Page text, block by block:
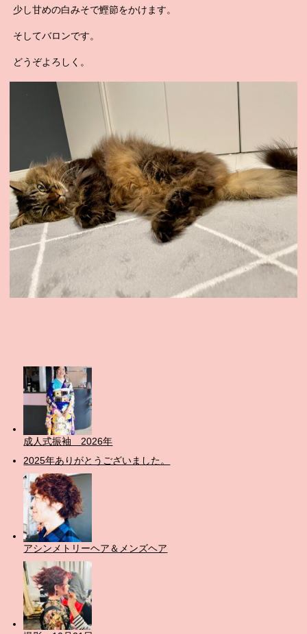
少し甘めの白みそで鰹節をかけます。
そしてバロンです。
どうぞよろしく。
成人式振袖 2026年
2025年ありがとうございました。
アシンメトリーヘア＆メンズヘア